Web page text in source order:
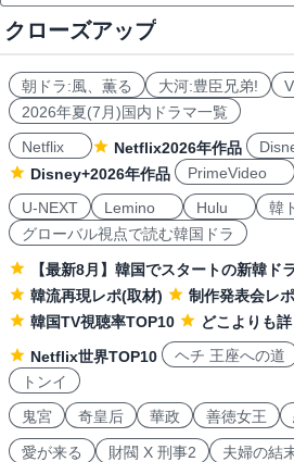
クローズアップ
朝ドラ:風、薫る 大河:豊臣兄弟!
2026年夏(7月)国内ドラマ一覧
Netflix
Netflix2026年作品
Disney+2026年作品
PrimeVideo
U-NEXT
Lemino Hulu
韓
グローバル視点で読む韓国ドラ
【最新8月】韓国でスタートの新韓ド
韓流再現レポ(取材)
制作発表会レ
韓国TV視聴率TOP10
どこよりも
Netflix世界TOP10
ヘチ 王座への道
トンイ
鬼宮
奇皇后 華政 善徳女王
愛が来る 財閥 X 刑事2 夫婦の結